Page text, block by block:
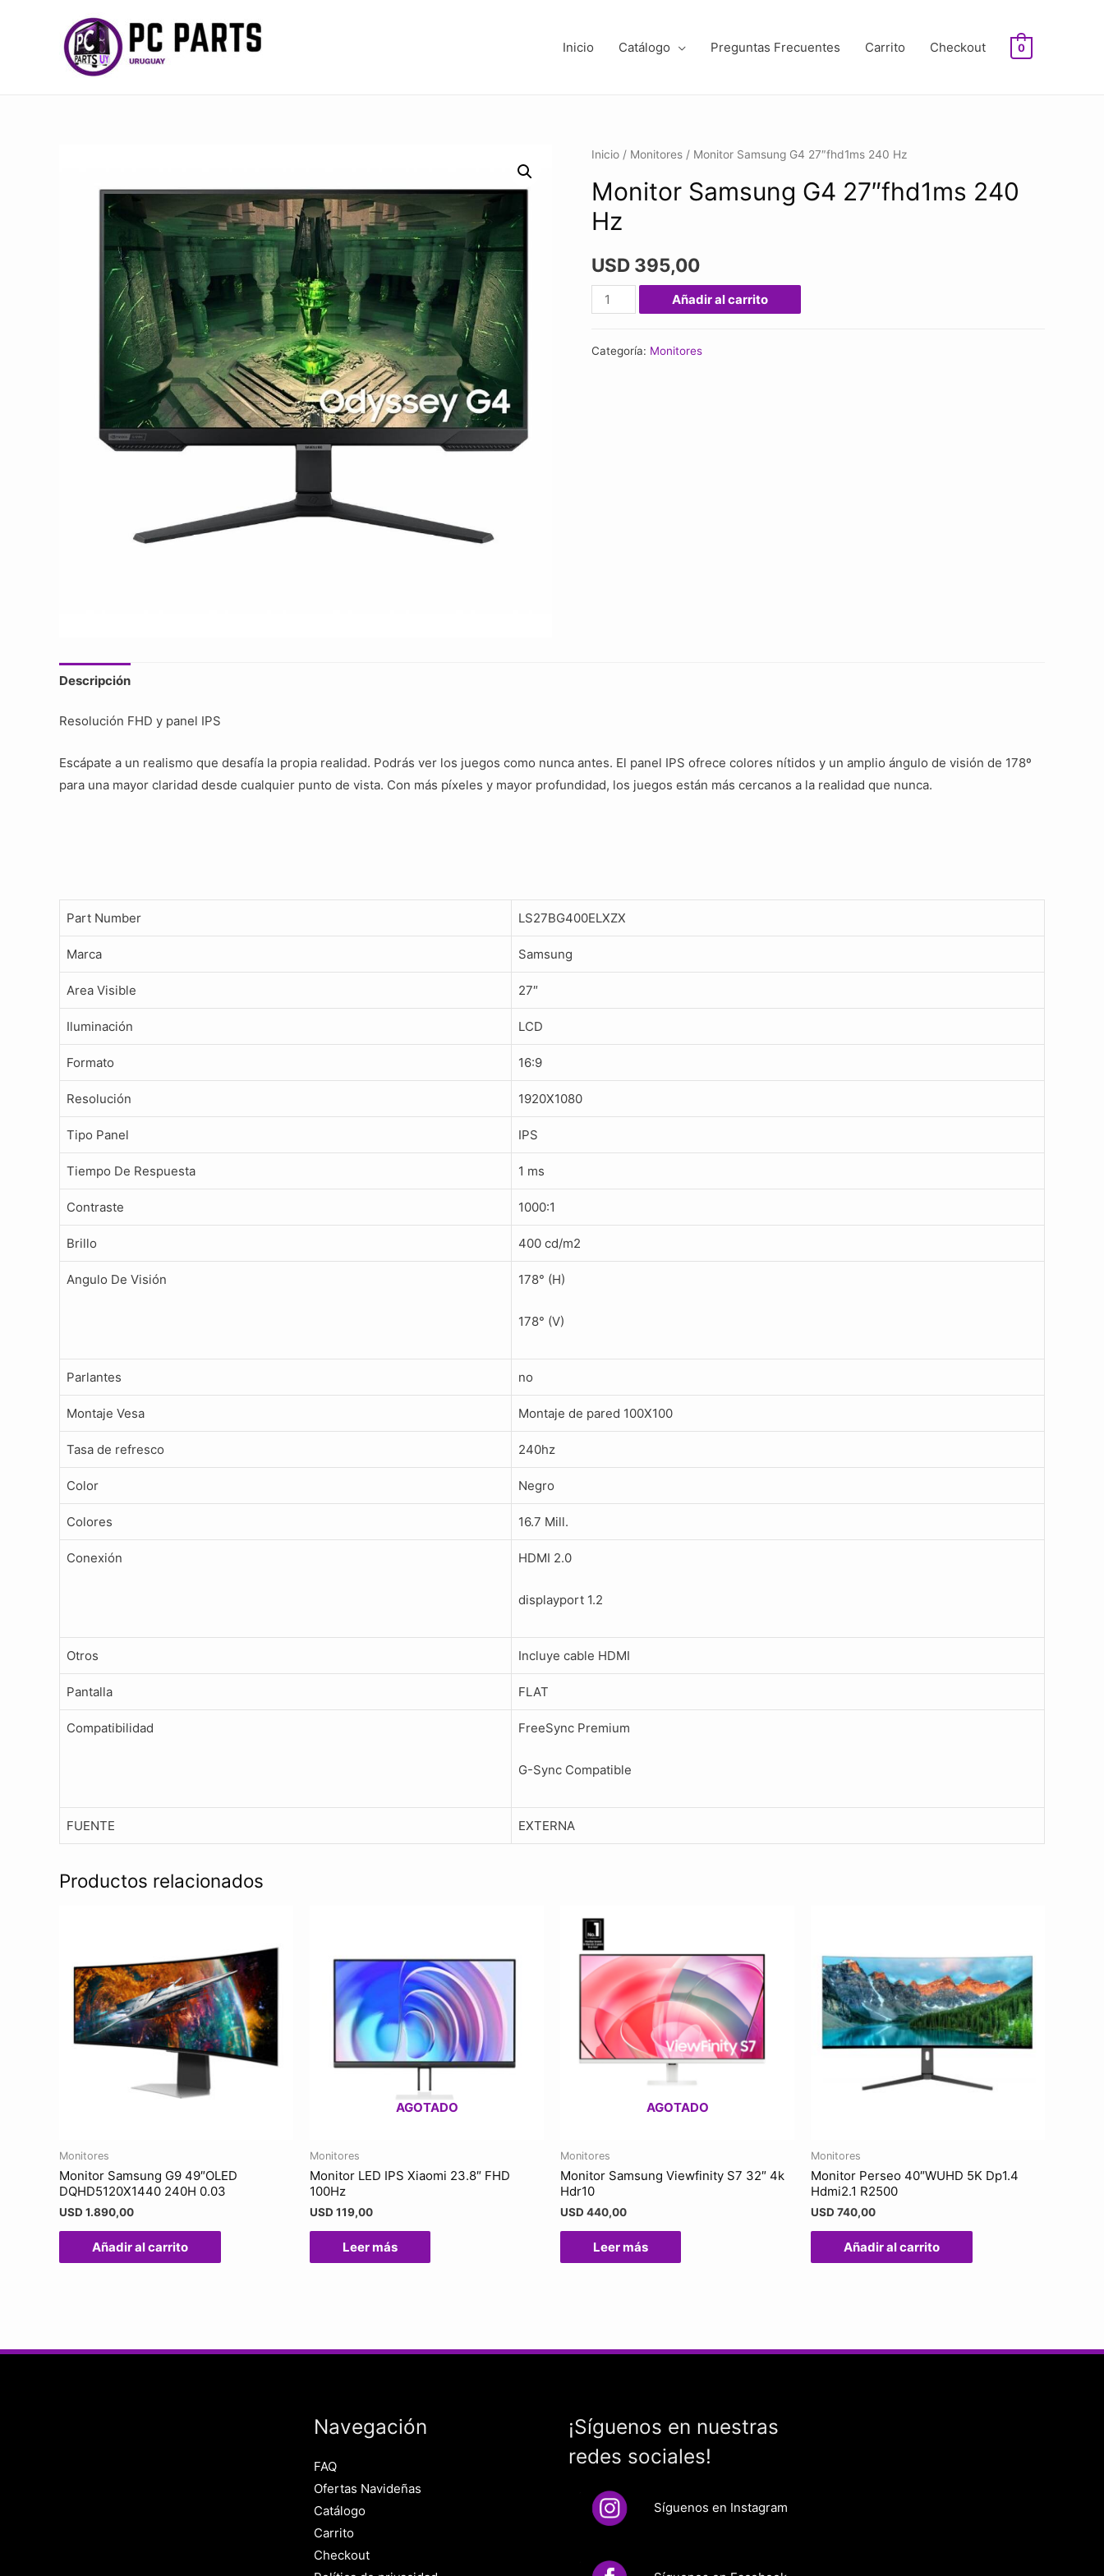
Inicio Catálogo Preguntas Frecuentes Carrito Checkout 0
Inicio / Monitores / Monitor Samsung G4 27″fhd1ms 240 Hz
Monitor Samsung G4 27″fhd1ms 240
Hz
USD 395,00
Monitor
Samsung
27"fhd1ms
Añadir al carrito
Categoría: Monitores
Descripción
Resolución FHD y panel IPS
Escápate a un realismo que desafía la propia realidad. Podrás ver los juegos como nunca antes. El panel IPS ofrece colores nítidos y un amplio ángulo de visión de 178º
para una mayor claridad desde cualquier punto de vista. Con más píxeles y mayor profundidad, los juegos están más cercanos a la realidad que nunca.
Part Number LS27BG400ELXZX
Marca Samsung
Area Visible 27″
Iluminación LCD
Formato 16:9
Resolución 1920X1080
Tipo Panel IPS
Tiempo De Respuesta 1 ms
Contraste 1000:1
Brillo 400 cd/m2
Angulo De Visión 178° (H)
178° (V)
Parlantes no
Montaje Vesa Montaje de pared 100X100
Tasa de refresco 240hz
Color Negro
Colores 16.7 Mill.
Conexión HDMI 2.0
displayport 1.2
Otros Incluye cable HDMI
Pantalla FLAT
Compatibilidad FreeSync Premium
G-Sync Compatible
FUENTE EXTERNA
Productos relacionados
Monitores
Monitor Samsung G9 49″OLED
DQHD5120X1440 240H 0.03
USD 1.890,00
Añadir al carrito
AGOTADO
Monitores
Monitor LED IPS Xiaomi 23.8″ FHD
100Hz
USD 119,00
Leer más
AGOTADO
Monitores
Monitor Samsung Viewfinity S7 32″ 4k
Hdr10
USD 440,00
Leer más
Monitores
Monitor Perseo 40″WUHD 5K Dp1.4
Hdmi2.1 R2500
USD 740,00
Añadir al carrito
Navegación
FAQ
Ofertas Navideñas
Catálogo
Carrito
Checkout
¡Síguenos en nuestras
redes sociales!
Síguenos en Instagram